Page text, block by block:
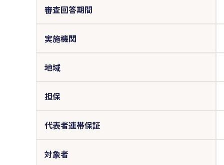
審査回答期間
実施機関
地域
担保
代表者連帯保証
対象者